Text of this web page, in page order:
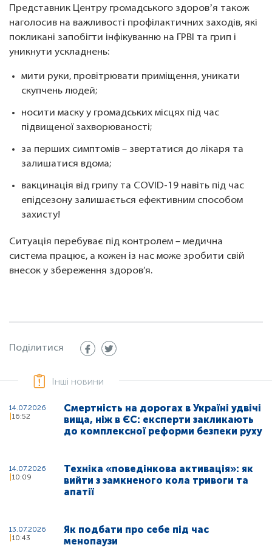
Представник Центру громадського здоровʼя також
наголосив на важливості профілактичних заходів, які
покликані запобігти інфікуванню на ГРВІ та грип і
уникнути ускладнень:
мити руки, провітрювати приміщення, уникати
скупчень людей;
носити маску у громадських місцях під час
підвищеної захворюваності;
за перших симптомів – звертатися до лікаря та
залишатися вдома;
вакцинація від грипу та COVID-19 навіть під час
епідсезону залишається ефективним способом
захисту!
Ситуація перебуває під контролем – медична
система працює, а кожен із нас може зробити свій
внесок у збереження здоров’я.
Поділитися
Інші новини
14.07.2026
16:52
Смертність на дорогах в Україні удвічі
вища, ніж в ЄС: експерти закликають
до комплексної реформи безпеки руху
14.07.2026
10:09
Техніка «поведінкова активація»: як
вийти з замкненого кола тривоги та
апатії
13.07.2026
10:43
Як подбати про себе під час
менопаузи